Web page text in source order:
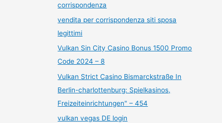
corrispondenza
vendita per corrispondenza siti sposa
legittimi
Vulkan Sin City Casino Bonus 1500 Promo
Code 2024 – 8
Vulkan Strict Casino Bismarckstraße In
Berlin-charlottenburg: Spielkasinos,
Freizeiteinrichtungen" – 454
vulkan vegas DE login